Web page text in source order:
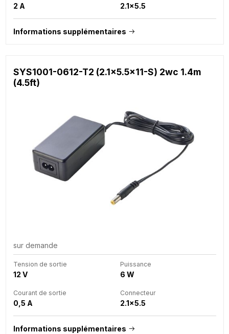
2 A 2.1x5.5
Informations supplémentaires
SYS1001-0612-T2 (2.1x5.5x11-S) 2wc 1.4m
(4.5ft)
sur demande
Tension de sortie
12 V
Puissance
6 W
Courant de sortie
0,5 A
Connecteur
2.1x5.5
Informations supplémentaires